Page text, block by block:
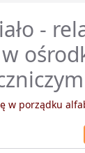
-
w porządku